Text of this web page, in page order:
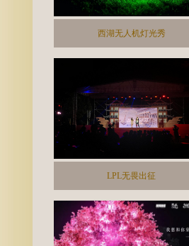
西湖无人机灯光秀
LPL无畏出征